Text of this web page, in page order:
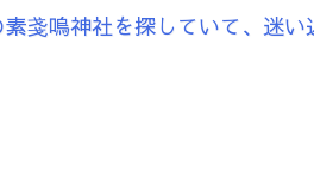
戔嗚神社を探していて、迷い